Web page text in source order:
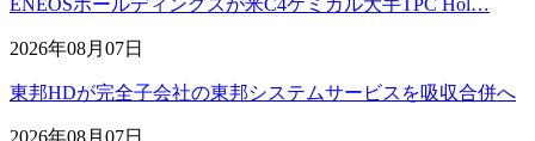
ENEOSホールディングスが米C4ケミカル大手TPC Hol…
2026年08月07日
東邦HDが完全子会社の東邦システムサービスを吸収合併へ